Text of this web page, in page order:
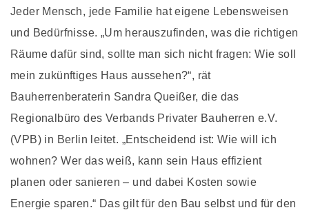
Jeder Mensch, jede Familie hat eigene Lebensweisen
und Bedürfnisse. „Um herauszufinden, was die richtigen
Räume dafür sind, sollte man sich nicht fragen: Wie soll
mein zukünftiges Haus aussehen?“, rät
Bauherrenberaterin Sandra Queißer, die das
Regionalbüro des Verbands Privater Bauherren e.V.
(VPB) in Berlin leitet. „Entscheidend ist: Wie will ich
wohnen? Wer das weiß, kann sein Haus effizient
planen oder sanieren – und dabei Kosten sowie
Energie sparen.“ Das gilt für den Bau selbst und für den